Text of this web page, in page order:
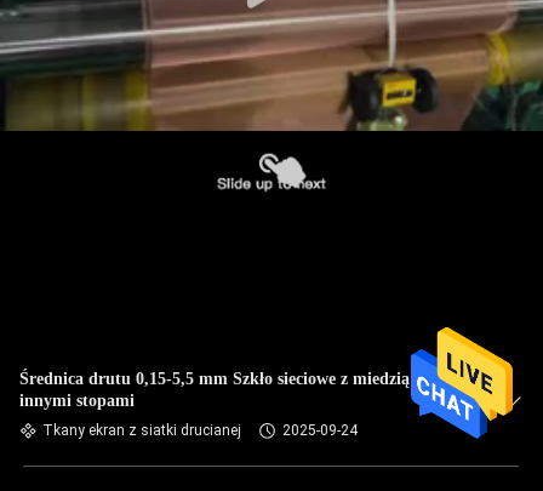
Średnica drutu 0,15-5,5 mm Szkło sieciowe z miedzią lub
innymi stopami
Tkany ekran z siatki drucianej 2025-09-24